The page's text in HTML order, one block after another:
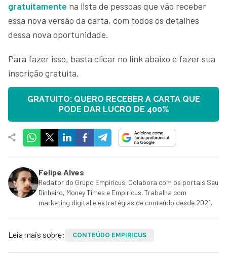
gratuitamente na lista de pessoas que vão receber
essa nova versão da carta, com todos os detalhes
dessa nova oportunidade.
Para fazer isso, basta clicar no link abaixo e fazer sua
inscrição gratuita.
GRATUITO: QUERO RECEBER A CARTA QUE
PODE DAR LUCRO DE 400%
Felipe Alves
Redator do Grupo Empiricus. Colabora com os portais Seu
Dinheiro, Money Times e Empiricus. Trabalha com
marketing digital e estratégias de conteúdo desde 2021.
Leia mais sobre: CONTEÚDO EMPIRICUS